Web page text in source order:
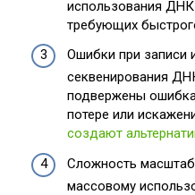
использования
требующих
Ошибки при записи
секвенирования
подвержены
потере или
создают
Сложность
массовому